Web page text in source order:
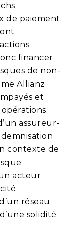
de paiement.
financer
de non-
Allianz
et
assureur-
contexte de
un acteur
réseau
solidité